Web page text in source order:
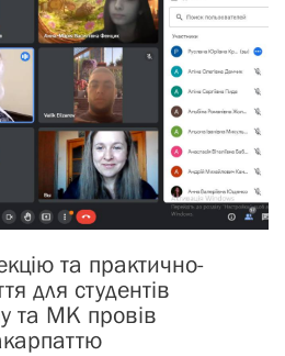
та практично-
для студентів
та МК провів